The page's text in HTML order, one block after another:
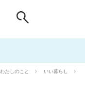
わたしのこと いい暮らし